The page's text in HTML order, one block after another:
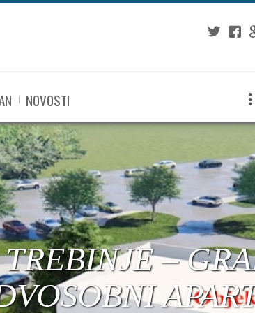
NOVOSTI
–
U